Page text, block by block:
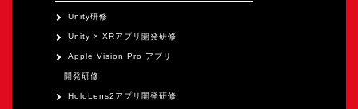
Unity研修
Unity × XRアプリ開発研修
Apple Vision Pro アプリ
開発研修
HoloLens2アプリ開発研修